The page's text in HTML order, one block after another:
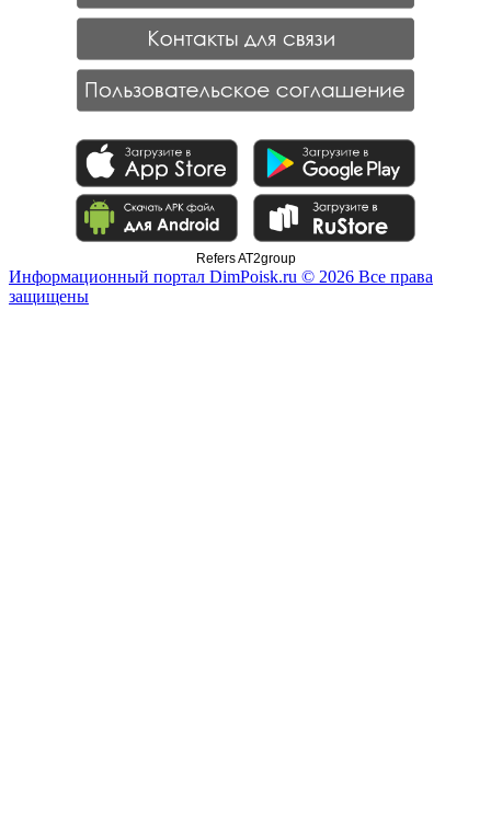
Refers AT2group
Информационный портал DimPoisk.ru © 2026 Все права
защищены